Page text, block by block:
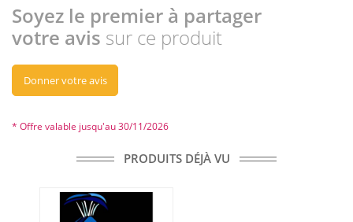
Soyez le premier à partager
votre avis sur ce produit
Donner votre avis
* Offre valable jusqu'au 30/11/2026
PRODUITS DÉJÀ VU